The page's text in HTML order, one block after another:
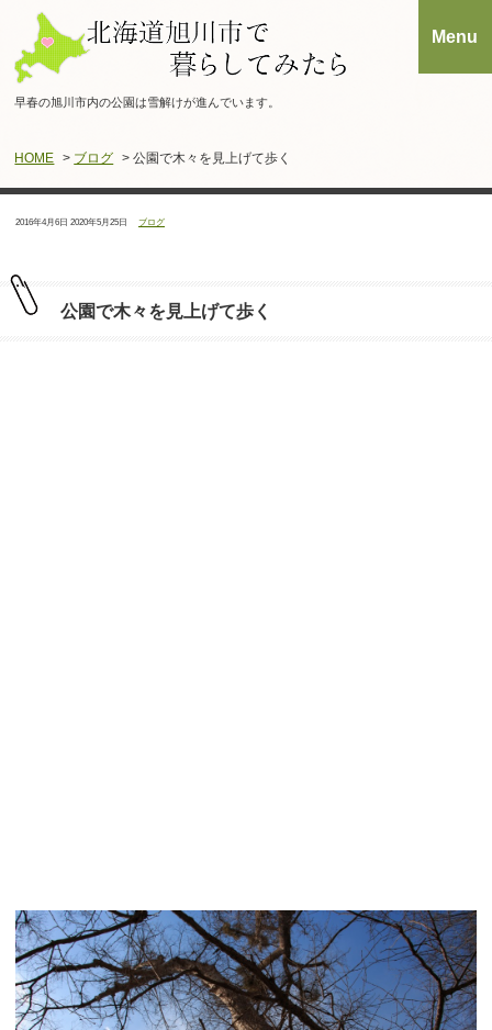
早春の旭川市内の公園は雪解けが進んでいます。
HOME > ブログ > 公園で木々を見上げて歩く
投
2016年4月6日 最
2020年5月25日
カ
テ
ブログ
公園で木々を見上げて歩く